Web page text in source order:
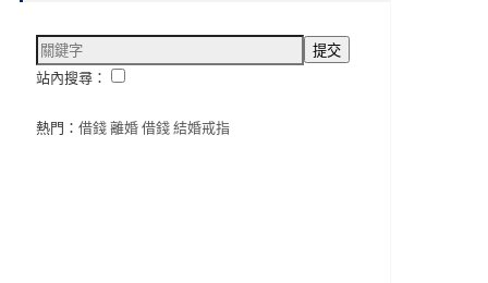
站內搜尋：
熱門： 借錢離婚借錢結婚戒指